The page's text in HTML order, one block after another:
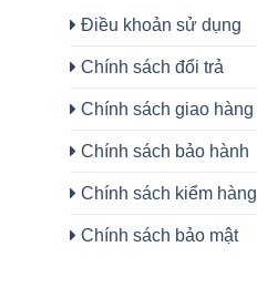
Điều khoản sử dụng
Chính sách đổi trả
Chính sách giao hàng
Chính sách bảo hành
Chính sách kiểm hàng
Chính sách bảo mật